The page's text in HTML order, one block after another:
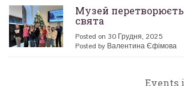
Музей
свята
Posted on 30 Грудня, 2025
Posted by Валентина Єфімова
Events